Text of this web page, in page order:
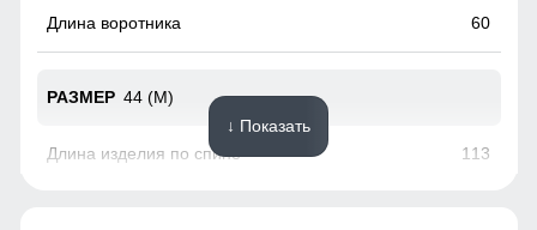
60
44 (M)
113
↓ Показать